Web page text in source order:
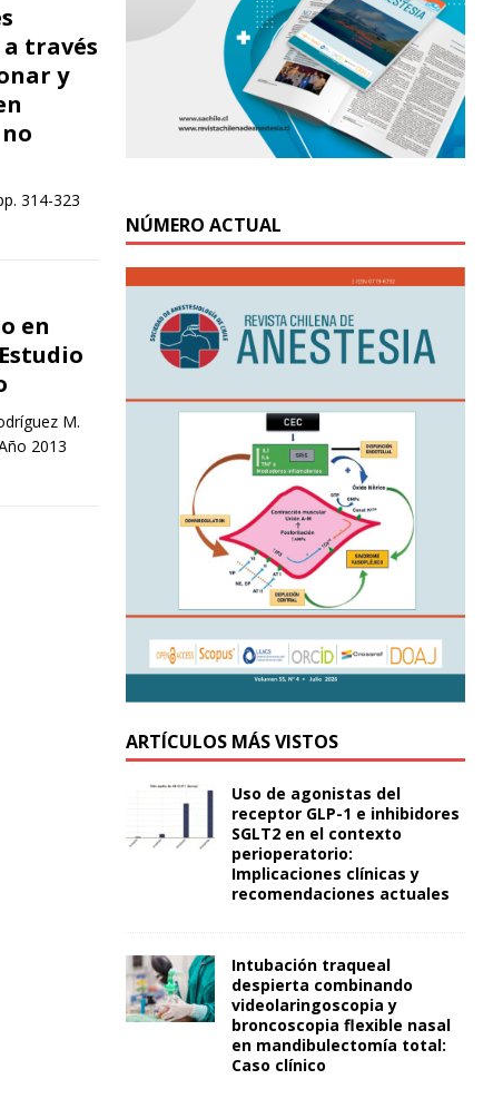
través
y
314-323
en
M.
2013
NÚMERO ACTUAL
ARTÍCULOS MÁS VISTOS
Uso de agonistas del
receptor GLP-1 e inhibidores
SGLT2 en el contexto
perioperatorio:
Implicaciones clínicas y
recomendaciones actuales
Intubación traqueal
despierta combinando
videolaringoscopia y
broncoscopia flexible nasal
en mandibulectomía total:
Caso clínico